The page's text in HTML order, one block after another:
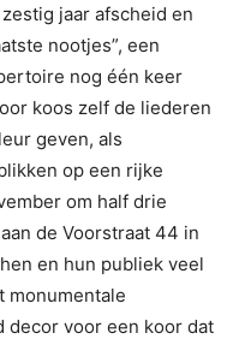
jaar afscheid en
nootjes”, een
nog één keer
koos zelf de liederen
geven, als
op een rijke
om half drie
de Voorstraat 44 in
en hun publiek veel
monumentale
decor voor een koor dat